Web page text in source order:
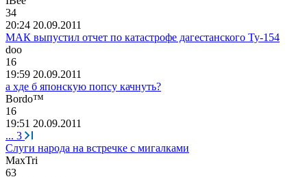
34
20:24 20.09.2011
МАК выпустил отчет по катастрофе дагестанского Ту-154
doo
16
19:59 20.09.2011
а хде б японскую попсу качнуть?
Bordo™
16
19:51 20.09.2011
... 3
Слуги народа на встречке с мигалками
MaxTri
63